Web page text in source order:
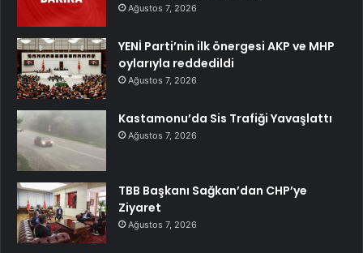
Ağustos 7, 2026
YENİ Parti’nin ilk önergesi AKP ve MHP
oylarıyla reddedildi
Ağustos 7, 2026
Kastamonu’da Sis Trafiği Yavaşlattı
Ağustos 7, 2026
TBB Başkanı Sağkan’dan CHP’ye
Ziyaret
Ağustos 7, 2026